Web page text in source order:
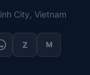
City, Vietnam
Z M